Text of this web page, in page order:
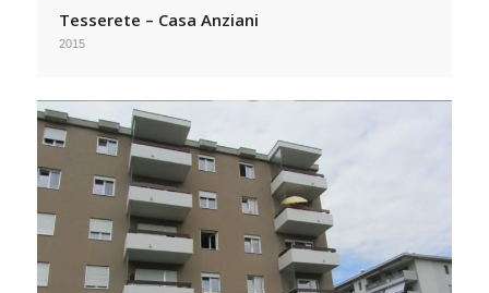
Tesserete – Casa Anziani
2015